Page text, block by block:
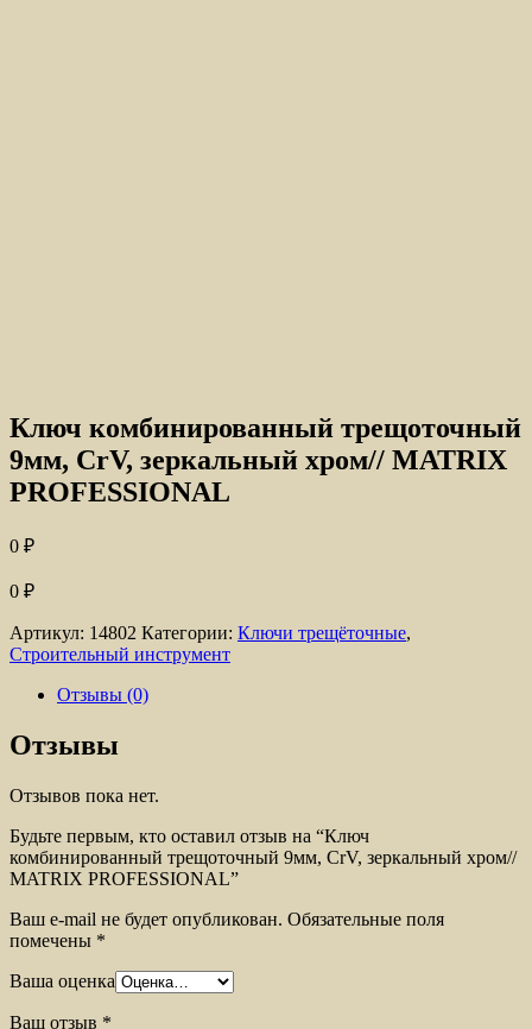
Ключ комбинированный трещоточный
9мм, CrV, зеркальный хром// MATRIX
PROFESSIONAL
0 ₽
0 ₽
Артикул: 14802 Категории: Ключи трещёточные,
Строительный инструмент
Отзывы (0)
Отзывы
Отзывов пока нет.
Будьте первым, кто оставил отзыв на “Ключ
комбинированный трещоточный 9мм, CrV, зеркальный хром//
MATRIX PROFESSIONAL”
Ваш e-mail не будет опубликован. Обязательные поля
помечены *
Ваша оценка
Ваш отзыв *